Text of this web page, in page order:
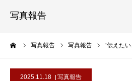
写真報告
写真報告 写真報告 “伝えた
2025.11.18 写真報告